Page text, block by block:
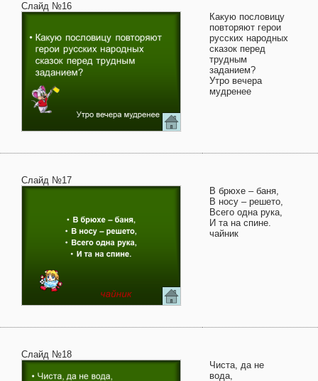
Слайд №16
Какую пословицу
повторяют герои
русских народных
сказок перед
трудным
заданием?
Утро вечера
мудренее
Слайд №17
В брюхе – баня,
В носу – решето,
Всего одна рука,
И та на спине.
чайник
Слайд №18
Чиста, да не
вода,